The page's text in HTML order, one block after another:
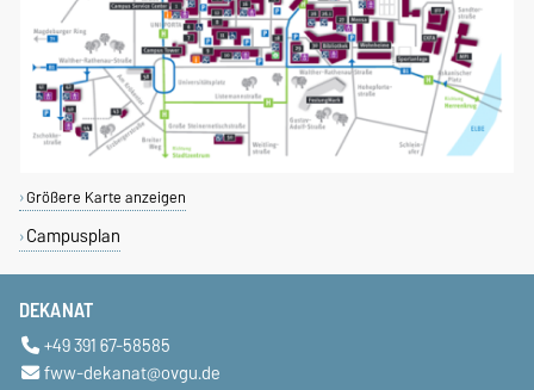
Größere Karte anzeigen
Campusplan
DEKANAT
+49 391 67-58585
fww-dekanat@ovgu.de